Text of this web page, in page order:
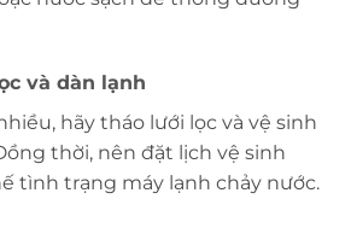
và dàn lạnh
hãy tháo lưới lọc và vệ sinh
thời, nên đặt lịch vệ sinh
tình trạng máy lạnh chảy nước.